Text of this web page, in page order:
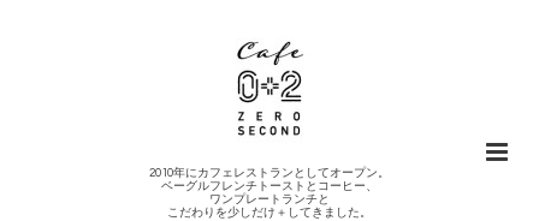
2010年にカフェレストランとしてオープン。
ベーグルフレンチトーストとコーヒー、
ワンプレートランチと
こだわりを少しだけ＋してきました。